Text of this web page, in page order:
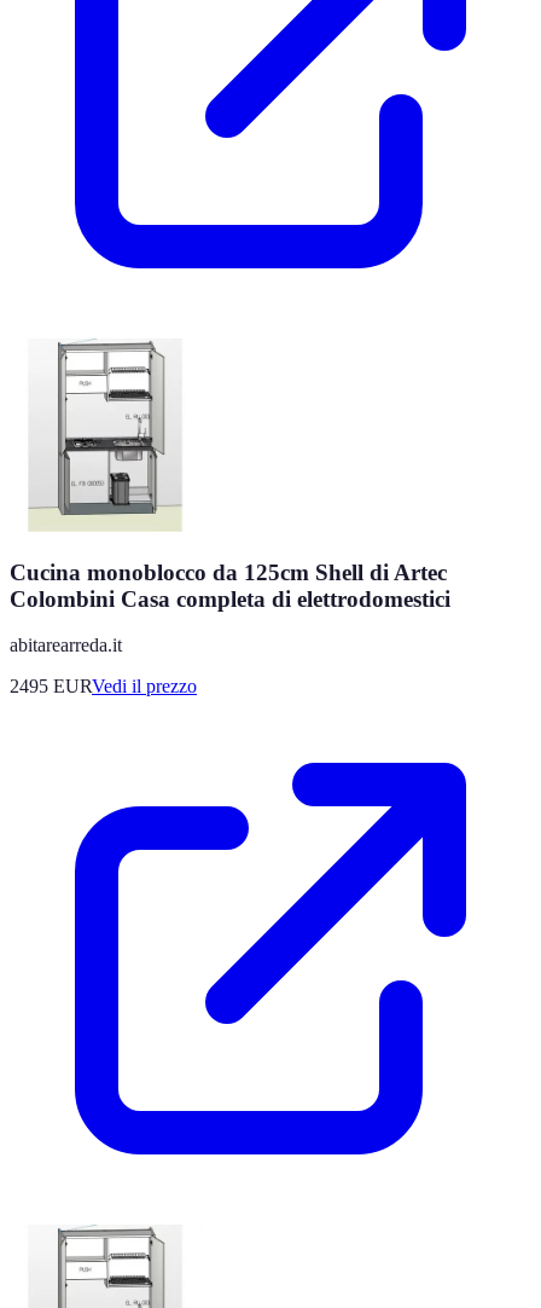
Cucina monoblocco da 125cm Shell di Artec
Colombini Casa completa di elettrodomestici
abitarearreda.it
2495 EURVedi il prezzo